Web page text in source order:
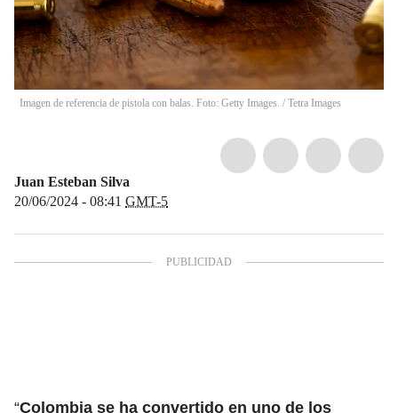
Imagen de referencia de pistola con balas. Foto: Getty Images. / Tetra Images
Juan Esteban Silva
20/06/2024 - 08:41 GMT-5
“Colombia se ha convertido en uno de los